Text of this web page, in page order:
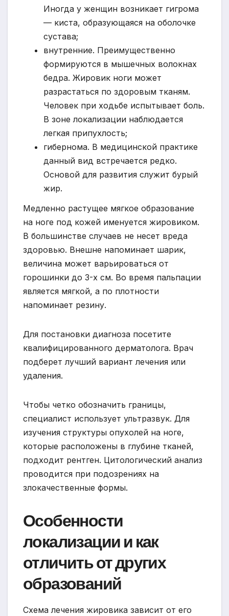
Иногда у женщин возникает гигрома
— киста, образующаяся на оболочке
сустава;
внутренние. Преимущественно
формируются в мышечных волокнах
бедра. Жировик ноги может
разрастаться по здоровым тканям.
Человек при ходьбе испытывает боль.
В зоне локализации наблюдается
легкая припухлость;
гибернома. В медицинской практике
данный вид встречается редко.
Основой для развития служит бурый
жир.
Медленно растущее мягкое образование
на ноге под кожей именуется жировиком.
В большинстве случаев не несет вреда
здоровью. Внешне напоминает шарик,
величина может варьироваться от
горошинки до 3-х см. Во время пальпации
является мягкой, а по плотности
напоминает резину.
Для постановки диагноза посетите
квалифицированного дерматолога. Врач
подберет лучший вариант лечения или
удаления.
Чтобы четко обозначить границы,
специалист использует ультразвук. Для
изучения структуры опухолей на ноге,
которые расположены в глубине тканей,
подходит рентген. Цитологический анализ
проводится при подозрениях на
злокачественные формы.
Особенности
локализации и как
отличить от других
образований
Схема лечения жировика зависит от его